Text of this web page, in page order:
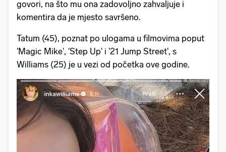
govori, na što mu ona zadovoljno zahvaljuje i
komentira da je mjesto savršeno.
Tatum (45), poznat po ulogama u filmovima poput
'Magic Mike', 'Step Up' i '21 Jump Street', s
Williams (25) je u vezi od početka ove godine.